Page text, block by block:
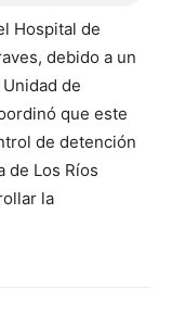
Hospital de
debido a un
de
que este
de detención
de Los Ríos
la